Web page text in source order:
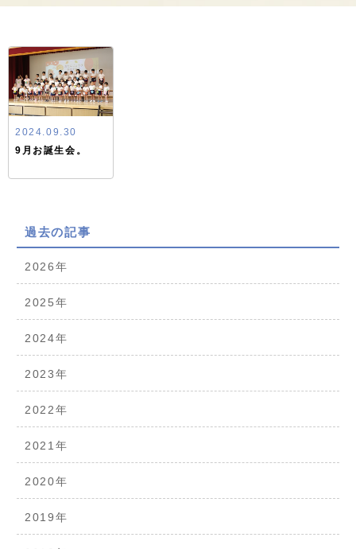
2024.09.30
9月お誕生会。
過去の記事
2026年
2025年
2024年
2023年
2022年
2021年
2020年
2019年